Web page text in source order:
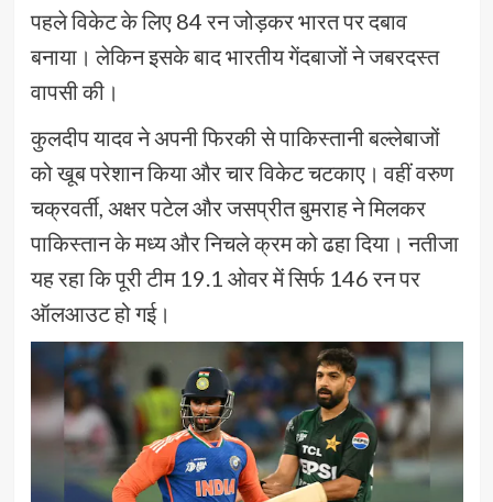
पहले विकेट के लिए 84 रन जोड़कर भारत पर दबाव
बनाया। लेकिन इसके बाद भारतीय गेंदबाजों ने जबरदस्त
वापसी की।
कुलदीप यादव ने अपनी फिरकी से पाकिस्तानी बल्लेबाजों
को खूब परेशान किया और चार विकेट चटकाए। वहीं वरुण
चक्रवर्ती, अक्षर पटेल और जसप्रीत बुमराह ने मिलकर
पाकिस्तान के मध्य और निचले क्रम को ढहा दिया। नतीजा
यह रहा कि पूरी टीम 19.1 ओवर में सिर्फ 146 रन पर
ऑलआउट हो गई।